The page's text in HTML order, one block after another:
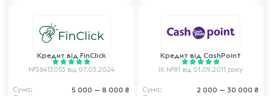
Кредит від FinClick
№36413053 від 07.03.2024
Сума: 5 000 — 8 000 ₴
Кредит від CashPoint
ІК №81 від 01.09.2011 року
Сума: 2 000 — 30 000 ₴